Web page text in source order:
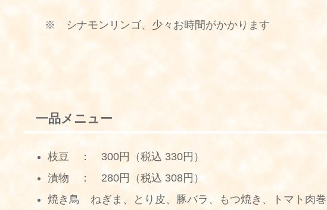
※ シナモンリンゴ、少々お時間がかかります
一品メニュー
枝豆 ： 300円（税込 330円）
漬物 ： 280円（税込 308円）
焼き鳥 ねぎま、とり皮、豚バラ、もつ焼き、トマト肉